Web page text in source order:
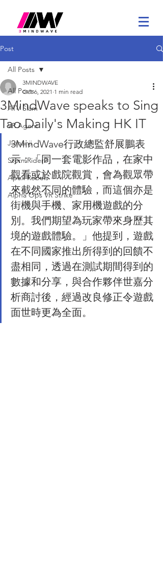
Post
All Posts
ATV Slam
VR Agent
Jumanji
StormRider2
Apex Rebels
Alpha Ops VR Strike
All Posts
3MindWave speaks to Sing
Tao Daily's Making HK IT
3MINDWAVE
Oct 6, 2021 1 min read
3MindWave行政總監舒展鵬表
示：「同一套電影作品，在家中
觀看或於戲院觀賞，會為觀眾帶
來截然不同的體驗，而這個亦是
街機與手機、家用機遊戲的分
別。我們期望為玩家帶來身歷其
境的遊戲體驗。」他提到，遊戲
在不同國家推出所得到的回饋不
盡相同，透過在測試期間得到的
數據和分享，與合作夥伴世嘉分
析商討後，經過改良修正令遊戲
面世時更為全面。